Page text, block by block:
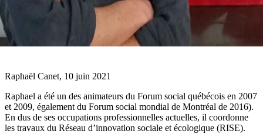
Raphaël Canet, 10 juin 2021
Raphael a été un des animateurs du Forum social québécois en 2007
et 2009, également du Forum social mondial de Montréal de 2016).
En dus de ses occupations professionnelles actuelles, il coordonne
les travaux du Réseau d’innovation sociale et écologique (RISE).